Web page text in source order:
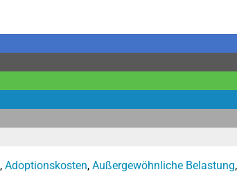
, Adoptionskosten, Außergewöhnliche Belastung,